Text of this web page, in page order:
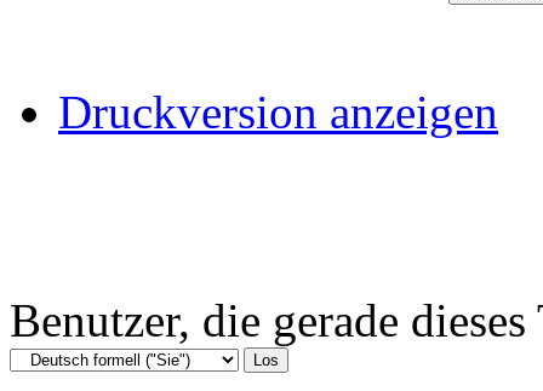
Druckversion anzeigen
Benutzer, die gerade